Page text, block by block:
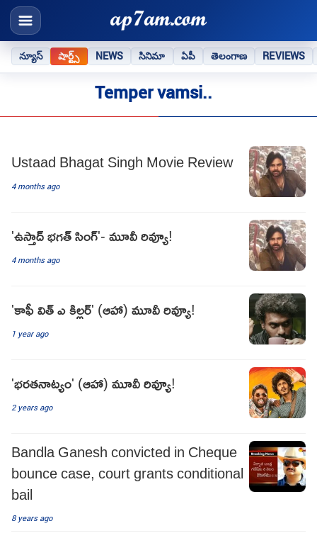
న్యూస్ షార్ట్స్ NEWS సినిమా ఏపీ తెలంగాణ REVIEWS
Temper vamsi..
Ustaad Bhagat Singh Movie Review
4 months ago
'ఉస్తాద్ భగత్ సింగ్'- మూవీ రివ్యూ!
4 months ago
'కాఫీ విత్ ఎ కిల్లర్' (ఆహా) మూవీ రివ్యూ!
1 year ago
'భరతనాట్యం' (ఆహా) మూవీ రివ్యూ!
2 years ago
Bandla Ganesh convicted in Cheque
bounce case, court grants conditional
bail
8 years ago